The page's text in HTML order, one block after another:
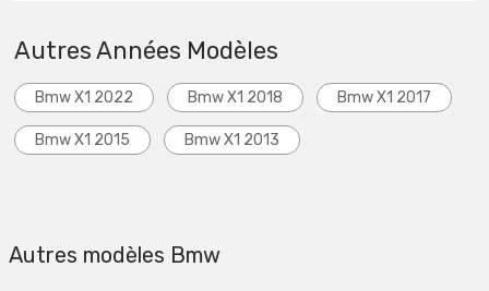
Autres Années Modèles
Bmw X1 2022 Bmw X1 2018 Bmw X1 2017
Bmw X1 2015 Bmw X1 2013
Autres modèles Bmw